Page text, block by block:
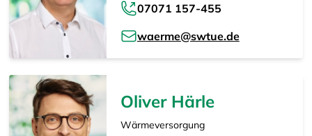
07071 157-455
waerme@swtue.de
Oliver Härle
Wärmeversorgung